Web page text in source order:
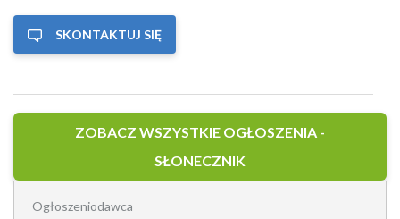
SKONTAKTUJ SIĘ
ZOBACZ WSZYSTKIE OGŁOSZENIA -
SŁONECZNIK
Ogłoszeniodawca